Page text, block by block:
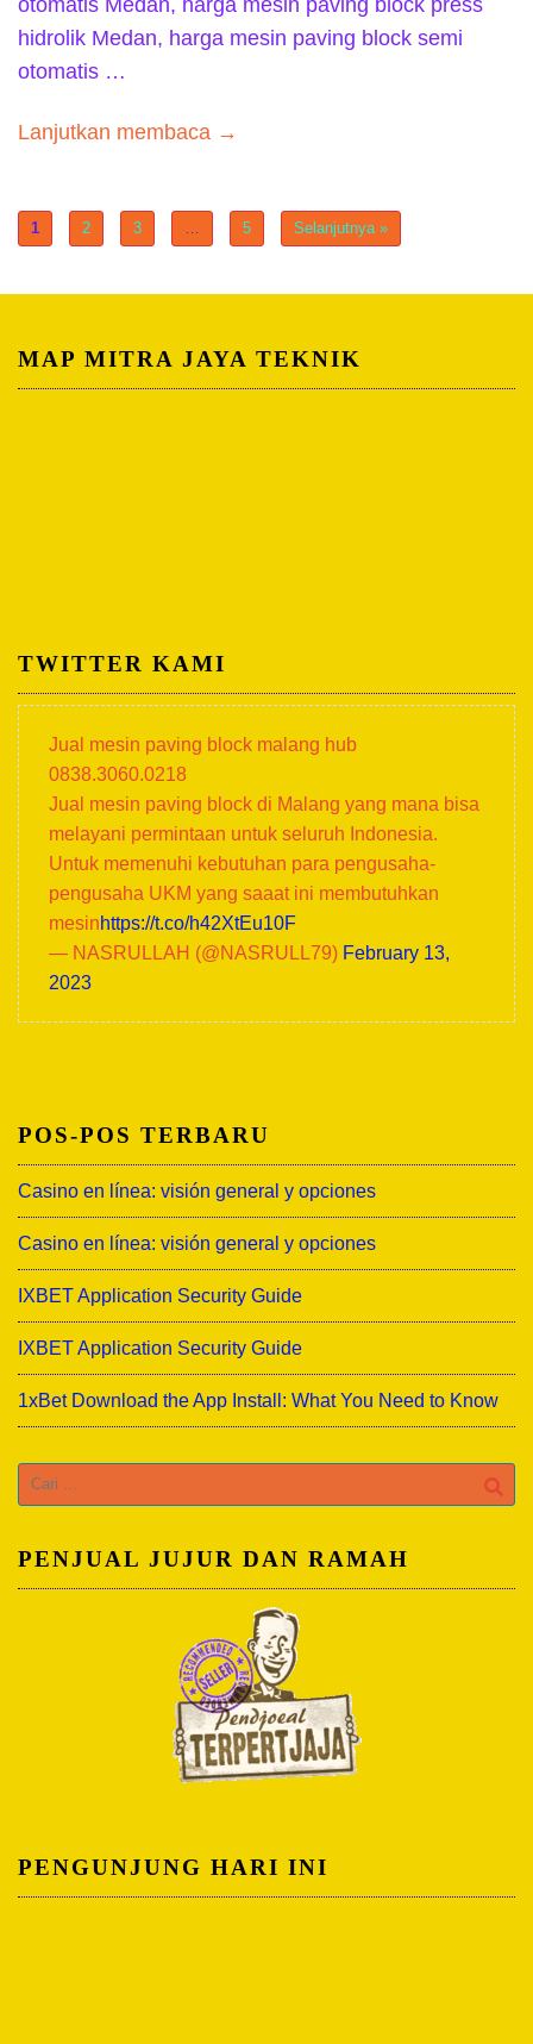
otomatis Medan, harga mesin paving block press
hidrolik Medan, harga mesin paving block semi
otomatis …
Lanjutkan membaca →
1 2 3 … 5 Selanjutnya »
MAP MITRA JAYA TEKNIK
TWITTER KAMI
Jual mesin paving block malang hub
0838.3060.0218
Jual mesin paving block di Malang yang mana bisa
melayani permintaan untuk seluruh Indonesia.
Untuk memenuhi kebutuhan para pengusaha-
pengusaha UKM yang saaat ini membutuhkan
mesinhttps://t.co/h42XtEu10F
— NASRULLAH (@NASRULL79) February 13,
2023
POS-POS TERBARU
Casino en línea: visión general y opciones
Casino en línea: visión general y opciones
IXBET Application Security Guide
IXBET Application Security Guide
1xBet Download the App Install: What You Need to Know
Cari
untuk:
PENJUAL JUJUR DAN RAMAH
PENGUNJUNG HARI INI